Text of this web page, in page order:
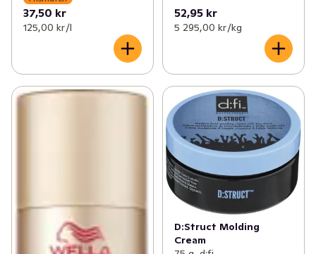
37,50 kr
125,00 kr /l
52,95 kr
5 295,00 kr /kg
D:Struct Molding
Cream